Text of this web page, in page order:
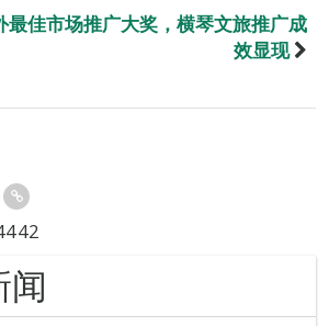
最佳市场推广大奖，横琴文旅推广成
效显现
闻